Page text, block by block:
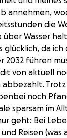
annehmen,
die
über Wasser
glücklich, da
2032 führen
von aktuell
abbezahlt.
noch
sparsam im
geht: Bei
Reisen